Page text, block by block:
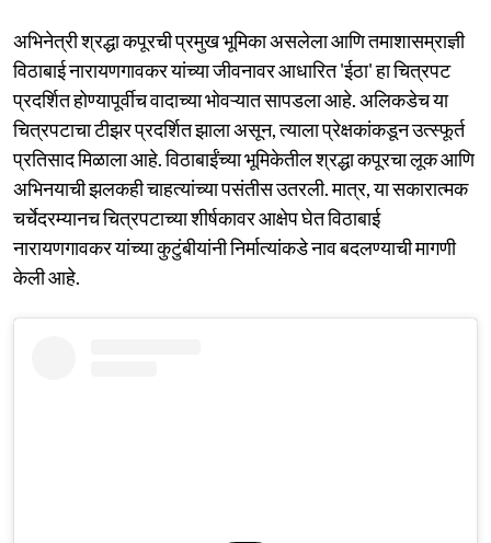
अभिनेत्री श्रद्धा कपूरची प्रमुख भूमिका असलेला आणि तमाशासम्राज्ञी
विठाबाई नारायणगावकर यांच्या जीवनावर आधारित 'ईठा' हा चित्रपट
प्रदर्शित होण्यापूर्वीच वादाच्या भोवऱ्यात सापडला आहे. अलिकडेच या
चित्रपटाचा टीझर प्रदर्शित झाला असून, त्याला प्रेक्षकांकडून उत्स्फूर्त
प्रतिसाद मिळाला आहे. विठाबाईंच्या भूमिकेतील श्रद्धा कपूरचा लूक आणि
अभिनयाची झलकही चाहत्यांच्या पसंतीस उतरली. मात्र, या सकारात्मक
चर्चेदरम्यानच चित्रपटाच्या शीर्षकावर आक्षेप घेत विठाबाई
नारायणगावकर यांच्या कुटुंबीयांनी निर्मात्यांकडे नाव बदलण्याची मागणी
केली आहे.